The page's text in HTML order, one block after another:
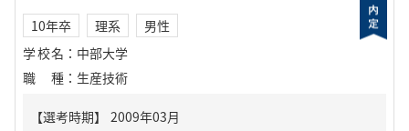
10年卒 理系
男性
学校名 ： 中部大学
職種 ： 生産技術